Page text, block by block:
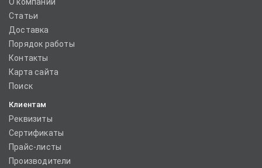
Статьи
Доставка
Порядок работы
Контакты
Карта сайта
Поиск
Клиентам
Реквизиты
Сертификаты
Прайс-листы
Производители